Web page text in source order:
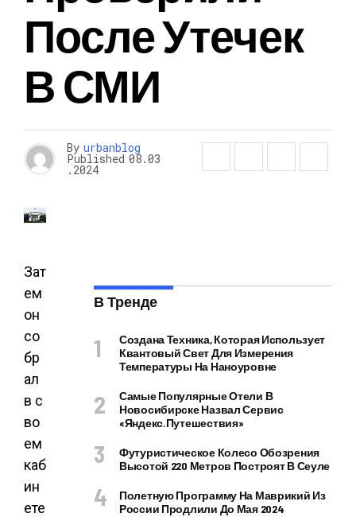
После Утечек
В СМИ
By urbanblog
Published 08.03
.2024
Зат
ем
он
со
бр
ал
в с
во
ем
каб
ин
ете
В Тренде
Создана Техника, Которая Использует
Квантовый Свет Для Измерения
Температуры На Наноуровне
Самые Популярные Отели В
Новосибирске Назвал Сервис
«Яндекс.Путешествия»
Футуристическое Колесо Обозрения
Высотой 220 Метров Построят В Сеуле
Полетную Программу На Маврикий Из
России Продлили До Мая 2024